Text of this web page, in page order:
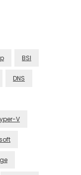
BSI
DNS
V